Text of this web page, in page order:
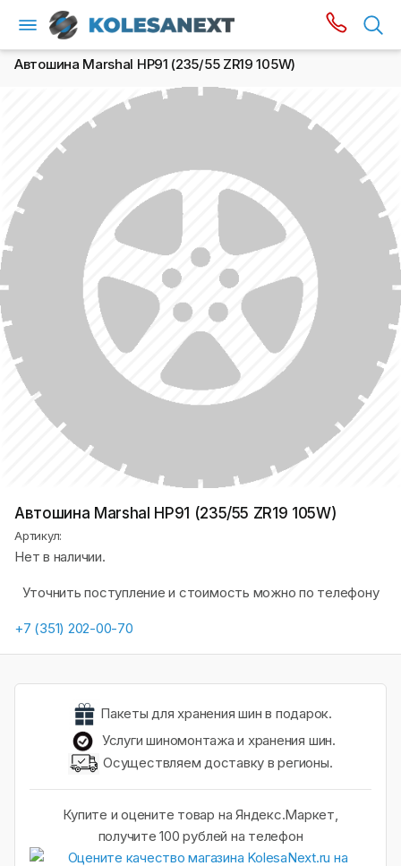
Автошина Marshal HP91 (235/55 ZR19 105W)
Автошина Marshal HP91 (235/55 ZR19 105W)
Артикул:
Нет в наличии.
Уточнить поступление и стоимость можно по телефону
+7 (351) 202-00-70
Пакеты для хранения шин в подарок.
Услуги шиномонтажа и хранения шин.
Осуществляем доставку в регионы.
Купите и оцените товар на Яндекс.Маркет,
получите 100 рублей на телефон